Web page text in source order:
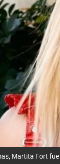
Martita Fort